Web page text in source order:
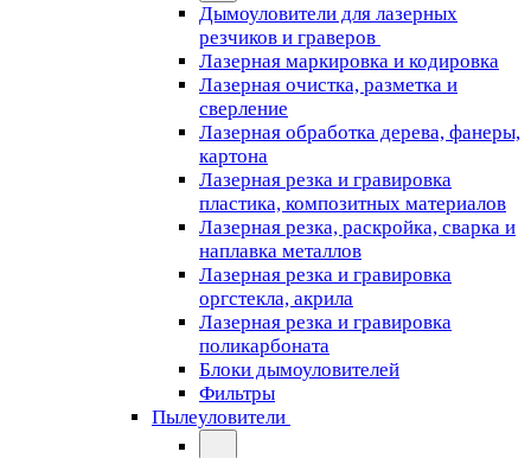
Дымоуловители для лазерных
резчиков и граверов
Лазерная маркировка и кодировка
Лазерная очистка, разметка и
сверление
Лазерная обработка дерева, фанеры,
картона
Лазерная резка и гравировка
пластика, композитных материалов
Лазерная резка, раскройка, сварка и
наплавка металлов
Лазерная резка и гравировка
оргстекла, акрила
Лазерная резка и гравировка
поликарбоната
Блоки дымоуловителей
Фильтры
Пылеуловители